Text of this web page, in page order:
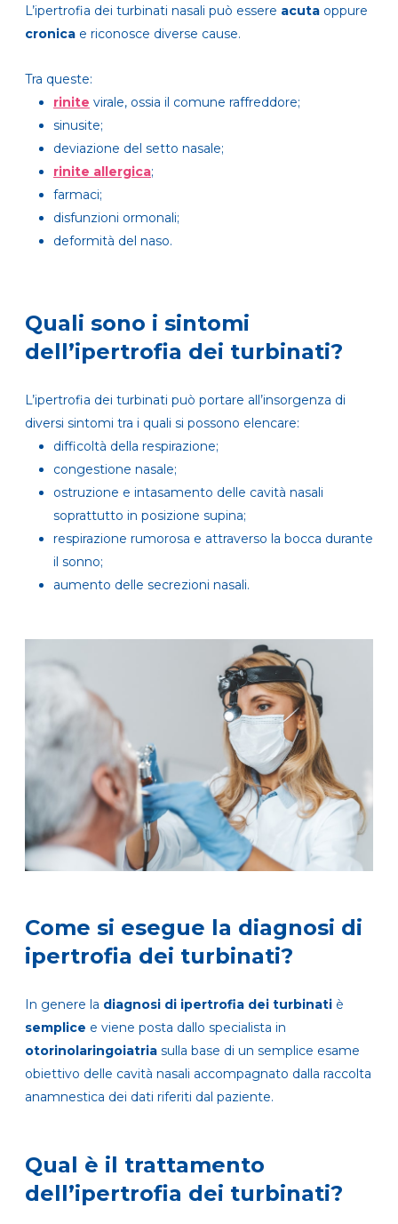
L’ipertrofia dei turbinati nasali può essere acuta oppure
cronica e riconosce diverse cause.
Tra queste:
rinite virale, ossia il comune raffreddore;
sinusite;
deviazione del setto nasale;
rinite allergica;
farmaci;
disfunzioni ormonali;
deformità del naso.
Quali sono i sintomi
dell’ipertrofia dei turbinati?
L’ipertrofia dei turbinati può portare all’insorgenza di
diversi sintomi tra i quali si possono elencare:
difficoltà della respirazione;
congestione nasale;
ostruzione e intasamento delle cavità nasali
soprattutto in posizione supina;
respirazione rumorosa e attraverso la bocca durante
il sonno;
aumento delle secrezioni nasali.
Come si esegue la diagnosi di
ipertrofia dei turbinati?
In genere la diagnosi di ipertrofia dei turbinati è
semplice e viene posta dallo specialista in
otorinolaringoiatria sulla base di un semplice esame
obiettivo delle cavità nasali accompagnato dalla raccolta
anamnestica dei dati riferiti dal paziente.
Qual è il trattamento
dell’ipertrofia dei turbinati?